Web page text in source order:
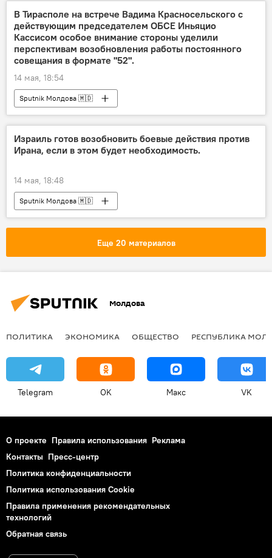
В Тирасполе на встрече Вадима Красносельского с
действующим председателем ОБСЕ Иньяцио
Кассисом особое внимание стороны уделили
перспективам возобновления работы постоянного
совещания в формате "52".
14 мая, 18:54
Sputnik Молдова 🇲🇩
Израиль готов возобновить боевые действия против
Ирана, если в этом будет необходимость.
14 мая, 18:48
Sputnik Молдова 🇲🇩
Еще 20 материалов
Молдова
ПОЛИТИКА ЭКОНОМИКА ОБЩЕСТВО РЕСПУБЛИКА
Telegram OK Макс VK
О проекте Правила использования Реклама
Контакты Пресс-центр
Политика конфиденциальности
Политика использования Cookie
Правила применения рекомендательных
технологий
Обратная связь